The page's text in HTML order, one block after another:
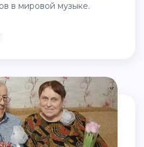
в мировой музыке.